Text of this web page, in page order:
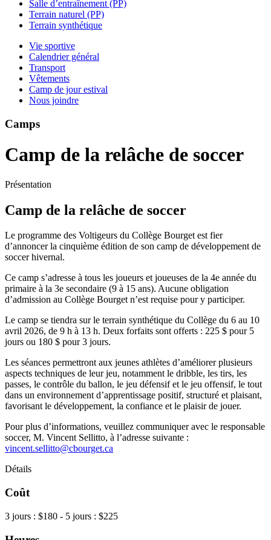
Salle d’entraînement (PP)
Terrain naturel (PP)
Terrain synthétique
Vie sportive
Calendrier général
Transport
Vêtements
Camp de jour estival
Nous joindre
Camps
Camp de la relâche de soccer
Présentation
Camp de la relâche de soccer
Le programme des Voltigeurs du Collège Bourget est fier
d’annoncer la cinquième édition de son camp de développement de
soccer hivernal.
Ce camp s’adresse à tous les joueurs et joueuses de la 4e année du
primaire à la 3e secondaire (9 à 15 ans). Aucune obligation
d’admission au Collège Bourget n’est requise pour y participer.
Le camp se tiendra sur le terrain synthétique du Collège du 6 au 10
avril 2026, de 9 h à 13 h. Deux forfaits sont offerts : 225 $ pour 5
jours ou 180 $ pour 3 jours.
Les séances permettront aux jeunes athlètes d’améliorer plusieurs
aspects techniques de leur jeu, notamment le dribble, les tirs, les
passes, le contrôle du ballon, le jeu défensif et le jeu offensif, le tout
dans un environnement d’apprentissage positif, structuré et plaisant,
favorisant le développement, la confiance et le plaisir de jouer.
Pour plus d’informations, veuillez communiquer avec le responsable
soccer, M. Vincent Sellitto, à l’adresse suivante :
vincent.sellitto@cbourget.ca
Détails
Coût
3 jours : $180 - 5 jours : $225